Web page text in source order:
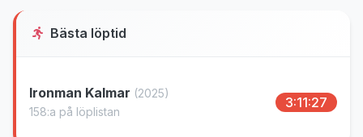
Bästa löptid
Ironman Kalmar (2025)
158:a på löplistan
3:11:27